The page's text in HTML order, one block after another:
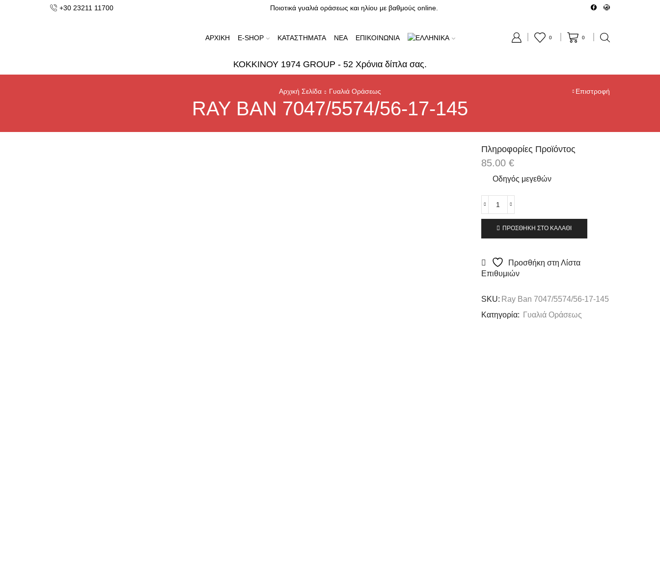
+30 23211 11700 Ποιοτικά γυαλιά οράσεως και ηλίου με βαθμούς online. Δωρεάν μεταφορικά
ΑΡΧΙΚΗ E-SHOP ΚΑΤΑΣΤΉΜΑΤΑ ΝΈΑ ΕΠΙΚΟΙΝΩΝΊΑ 0 0
ΚΟΚΚΙΝΟΥ 1974 GROUP - 52 Χρόνια δίπλα σας.
Αρχική Σελίδα Γυαλιά Οράσεως
RAY BAN 7047/5574/56-17-145
Επιστροφή
Πληροφορίες Προϊόντος
85.00 €
Οδηγός μεγεθών
ΠΡΟΣΘΉΚΗ ΣΤΟ ΚΑΛΆΘΙ
Προσθήκη στη Λίστα
Επιθυμιών
SKU: Ray Ban 7047/5574/56-17-145
Κατηγορία:
Γυαλιά Οράσεως